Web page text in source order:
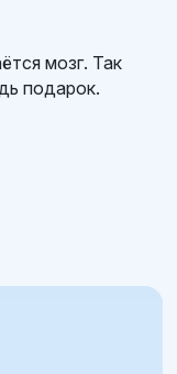
мозг. Так
подарок.